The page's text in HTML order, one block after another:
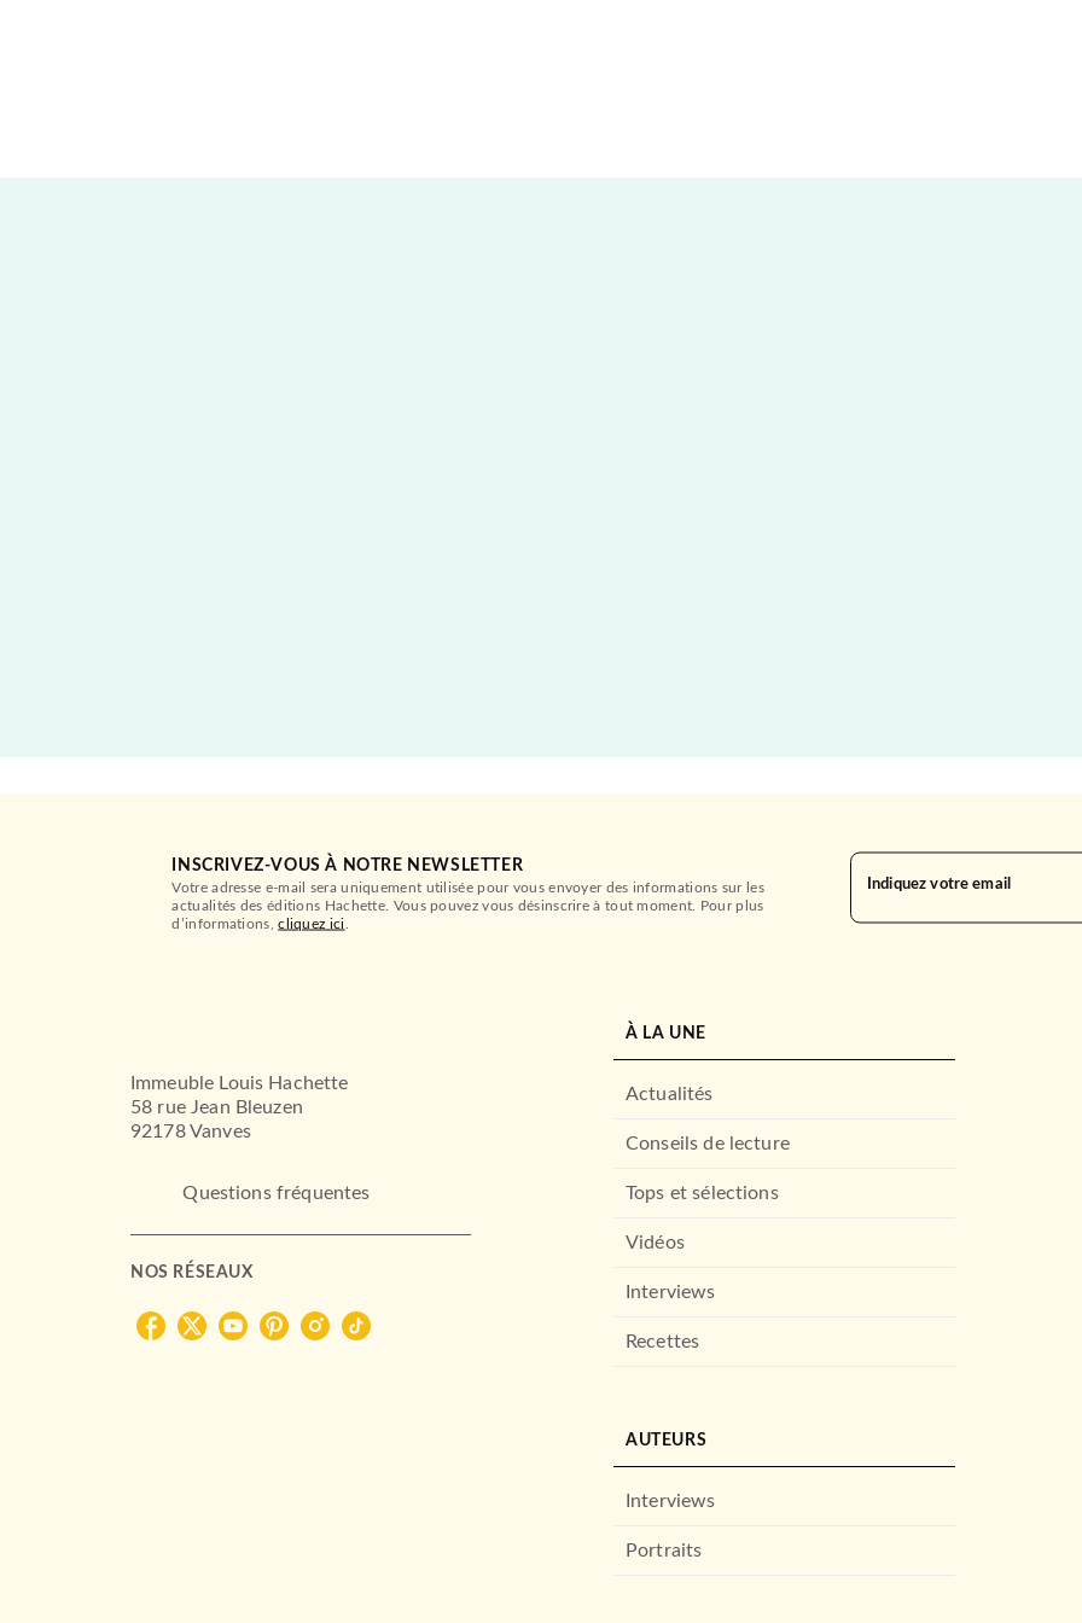
INSCRIVEZ-VOUS À NOTRE NEWSLETTER
Votre adresse e-mail sera uniquement utilisée pour vous envoyer des informations sur les
actualités des éditions Hachette. Vous pouvez vous désinscrire à tout moment. Pour plus
d’informations,cliquez ici
Indiquez votre email
Immeuble Louis Hachette
58 rue Jean Bleuzen
92178 Vanves
Questions fréquentes
NOS RÉSEAUX
À LA UNE
Actualités
Conseils de lecture
Tops et sélections
Vidéos
Interviews
Recettes
AUTEURS
Interviews
Portraits